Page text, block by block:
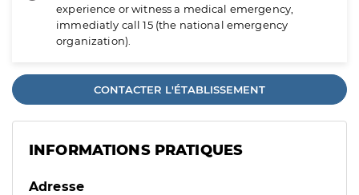
experience or witness a medical emergency,
immediatly call 15 (the national emergency
organization).
CONTACTER L'ÉTABLISSEMENT
INFORMATIONS PRATIQUES
Adresse